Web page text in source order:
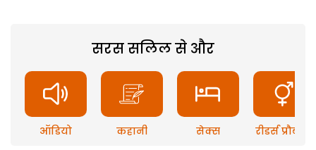
सरस सलिल से और
ऑडियो कहानी सेक्स रीडर्स प्रौब्लम